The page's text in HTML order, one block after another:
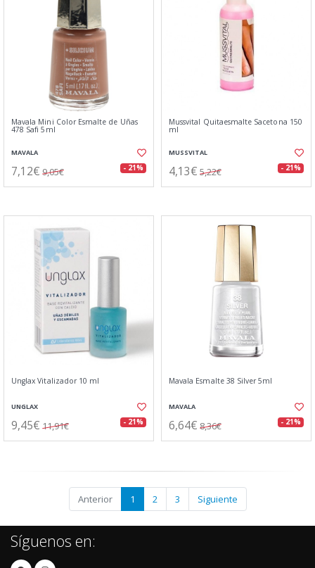
Mavala Mini Color Esmalte de Uñas
478 Safi 5ml
MAVALA
7,12€ 9,05€ - 21%
Mussvital Quitaesmalte Sacetona 150
ml
MUSSVITAL
4,13€ 5,22€ - 21%
Unglax Vitalizador 10 ml
UNGLAX
9,45€ 11,91€ - 21%
Mavala Esmalte 38 Silver 5ml
MAVALA
6,64€ 8,36€ - 21%
Anterior 1 2 3 Siguiente
Síguenos en: